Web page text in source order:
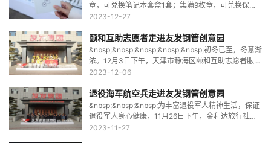
章，可兑换笔记本套盒1套；集满9枚章，可兑换保温
杯1个；集满12枚章，可兑换友发雄狮摆件1个。集章
额外集1枚印章。兑
2023-12-27
颐和互助志愿者走进友发钢管创意园
&nbsp;&nbsp;&nbsp;&nbsp;&nbsp;初冬已至，冬意渐
浓。12月3日下午，天津市静海区颐和互助志愿者服务
中心的志愿者们走进友发钢管创意园，开启了一场别
的带领下，
2023-12-06
退役海军航空兵走进友发钢管创意园
&nbsp;&nbsp;&nbsp;为丰富退役军人精神生活，保证
退役军人身心健康，11月26日下午，金利达旅行社组
织30余名退役军人走进友发钢管创意园，开启了一场
2023-11-27